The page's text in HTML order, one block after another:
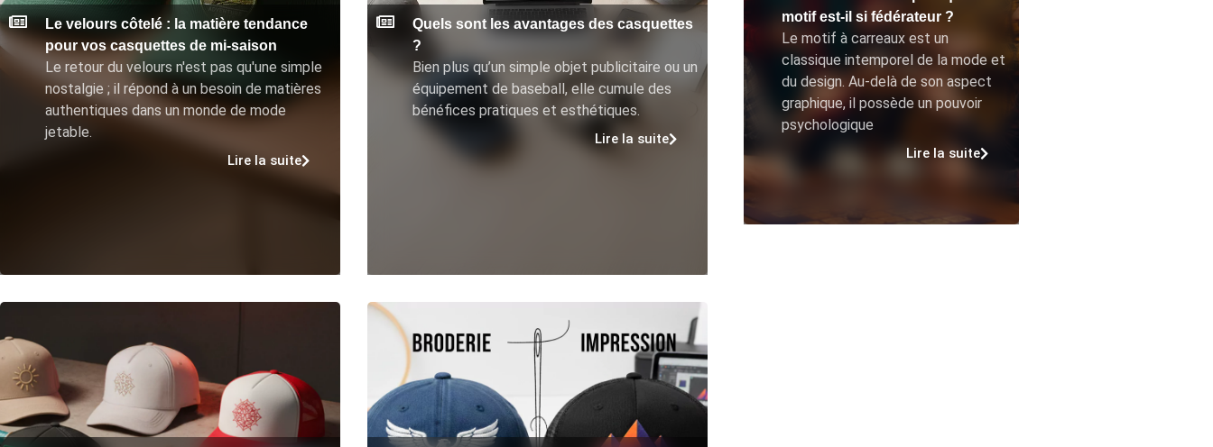
Le velours côtelé : la matière tendance
pour vos casquettes de mi-saison
Le retour du velours n'est pas qu'une simple
nostalgie ; il répond à un besoin de matières
authentiques dans un monde de mode
jetable.
Lire la suite
Quels sont les avantages des casquettes
?
Bien plus qu’un simple objet publicitaire ou un
équipement de baseball, elle cumule des
bénéfices pratiques et esthétiques.
Lire la suite
motif est-il si fédérateur ?
Le motif à carreaux est un
classique intemporel de la mode et
du design. Au-delà de son aspect
graphique, il possède un pouvoir
psychologique
Lire la suite